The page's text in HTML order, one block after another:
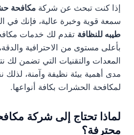
إذا كنت تبحث عن شركة مكافحة
سمعة قوية وخبرة عالية، فإنك في
طيبه للنظافة تقدم لك خدمات
بأعلى مستوى من الاحترافية
المعدات والتقنيات التي تضمن لك
مدى أهمية بيئة نظيفة وآمنة، لذلك
لمكافحة الحشرات بكافة أنواعها.
لماذا تحتاج إلى شركة
محترفة؟